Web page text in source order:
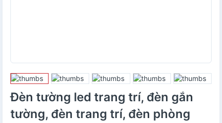
Đèn tường led trang trí, đèn gắn
tường, đèn trang trí, đèn phòng